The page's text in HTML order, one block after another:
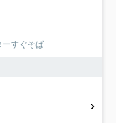
ーすぐそば